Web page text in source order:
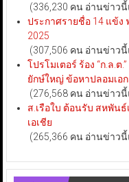
(336,230 คน อ่านข่าว
ประกาศรายชื่อ 14 แข้ง
2025
(307,506 คน อ่านข่าว
โปรโมเตอร์ ร้อง “ก.ล.
ยักษ์ใหญ่ ข้อหาปลอมเอ
(276,568 คน อ่านข่าว
ส.เรือใบ ต้อนรับ สหพันธ์
เอเชีย
(265,366 คน อ่านข่าว